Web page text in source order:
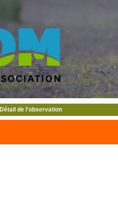
Détail de l'observation